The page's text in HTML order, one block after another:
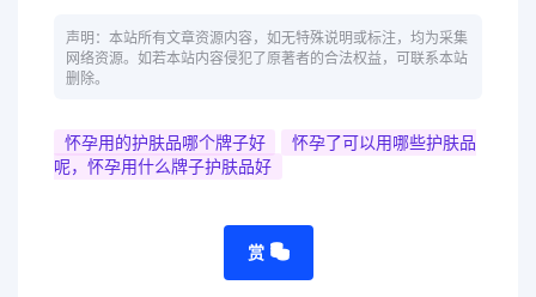
声明：本站所有文章资源内容，如无特殊说明或标注，均为采集
网络资源。如若本站内容侵犯了原著者的合法权益，可联系本站
删除。
怀孕用的护肤品哪个牌子好
怀孕了可以用哪些护肤品
呢，怀孕用什么牌子护肤品好
赏